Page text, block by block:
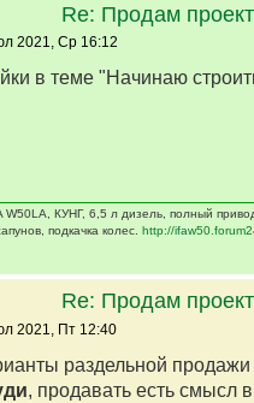
Re: Продам
2021, Ср 16:12
в теме "Начинаю
КУНГ, 6,5 л дизель, полный
подкачка колес. http://
Re: Продам
2021, Пт 12:40
раздельной
, продавать есть смысл